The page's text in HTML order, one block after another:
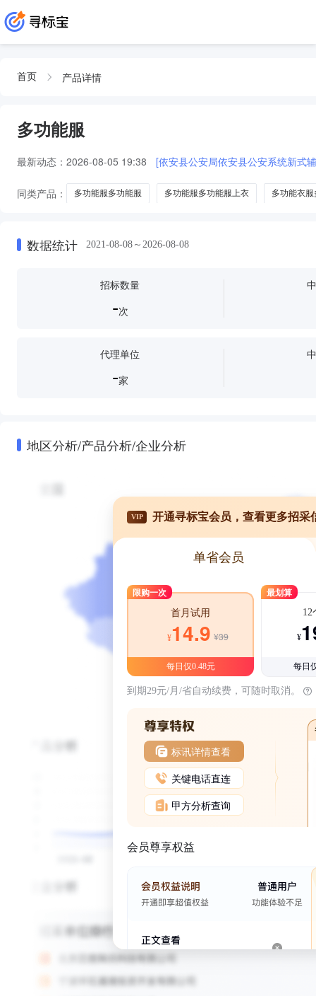
首页 产品详情
多功能服
最新动态： 2026-08-05 19:38 [依安县公安局依安县公安系统新式
同类产品： 多功能服多功能服 多功能服多功能服上衣 多功能衣
数据统计 2021-08-08～2026-08-08
招标数量
-次
代理单位
-家
地区分析/产品分析/企业分析
VIP 开通寻标宝会员，查看更多招采
单省会员
限购一次
首月试用
¥14.9 ¥39
每日仅0.48元
最划算
12
¥
每日
到期29元/月/省自动续费，可随时取消。
标讯详情查看
关键电话直连
甲方分析查询
会员尊享权益